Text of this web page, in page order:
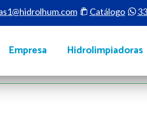
Catálogo
Empresa Hidrolimpiadoras